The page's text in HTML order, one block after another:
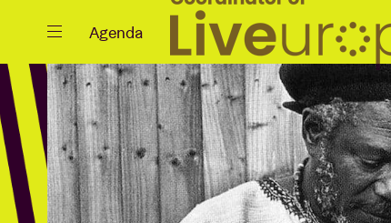
Sluiten
Agenda
Agenda